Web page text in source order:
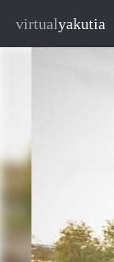
virtualyakutia